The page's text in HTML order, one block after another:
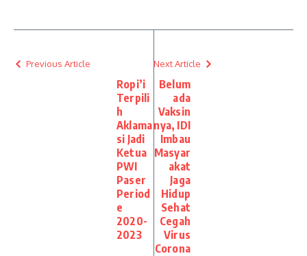
Previous Article
Ropi’i
Terpili
h
Aklama
si Jadi
Ketua
PWI
Paser
Period
e
2020-
2023
Next Article
Belum
ada
Vaksin
nya, IDI
Imbau
Masyar
akat
Jaga
Hidup
Sehat
Cegah
Virus
Corona